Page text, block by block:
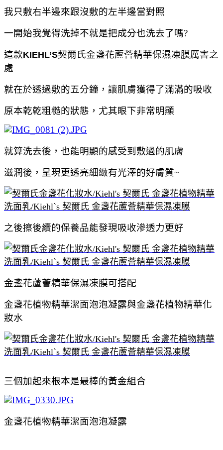
我只敷右半邊來跟沒敷的左半邊當對照
一開始我覺得洗掉不就是把成分也洗去了嗎?
這款KIEHL’S契爾氏金盞花蘆薈精華保濕凍膜厲害之
處
就在於透過敷的五分鐘，讓肌膚獲得了滿滿的吸收
原本乾乾粗糙的狀態，尤其眼下非常明顯
就算洗去後，也能明顯的感受到敷過的肌膚
滋潤後，呈現更透亮細緻有光澤的好膚質~
之後擦後續的保養品能發現吸收滲透力更好
金盞花蘆薈精華保濕凍膜可搭配
金盞花植物精華潔面泡泡凝露與金盞花植物精華化
妝水
三個加起來根本是最棒的黃金組合
金盞花植物精華潔面泡泡凝露